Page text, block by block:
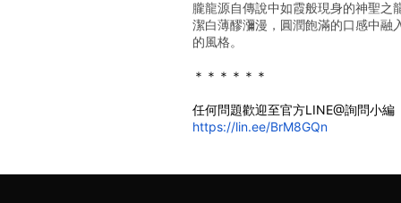
朧龍源自傳說中如霞般現身的神聖之
潔白薄醪瀰漫，圓潤飽滿的口感中融
的風格。
＊＊＊＊＊＊
任何問題歡迎至官方LINE@詢問小編
https://lin.ee/BrM8GQn